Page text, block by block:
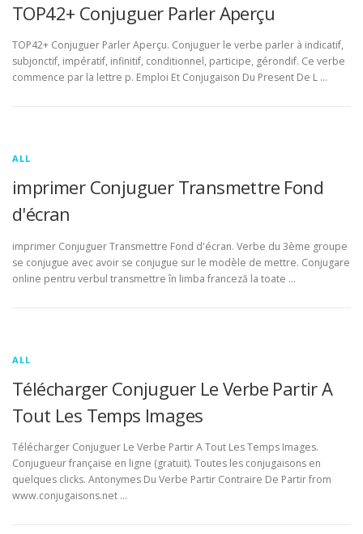
TOP42+ Conjuguer Parler Aperçu
TOP42+ Conjuguer Parler Aperçu. Conjuguer le verbe parler à indicatif,
subjonctif, impératif, infinitif, conditionnel, participe, gérondif. Ce verbe
commence par la lettre p. Emploi Et Conjugaison Du Present De L …
ALL
imprimer Conjuguer Transmettre Fond
d'écran
imprimer Conjuguer Transmettre Fond d'écran. Verbe du 3ème groupe
se conjugue avec avoir se conjugue sur le modèle de mettre. Conjugare
online pentru verbul transmettre în limba franceză la toate …
ALL
Télécharger Conjuguer Le Verbe Partir A
Tout Les Temps Images
Télécharger Conjuguer Le Verbe Partir A Tout Les Temps Images.
Conjugueur française en ligne (gratuit). Toutes les conjugaisons en
quelques clicks. Antonymes Du Verbe Partir Contraire De Partir from
www.conjugaisons.net …